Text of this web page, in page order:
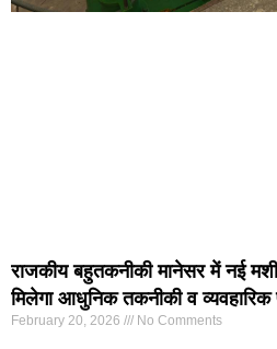
राजकीय बहुतकनीकी मानेसर में नई
मिलेगा आधुनिक तकनीकी व व्यवहारिक
February 20, 2026 No Comments